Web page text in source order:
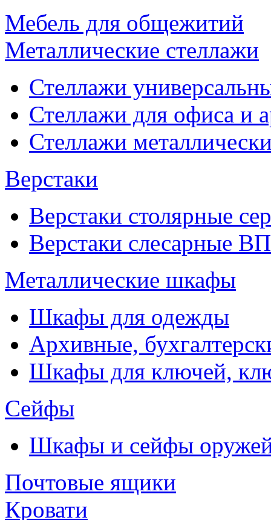
Мебель для общежитий
Металлические стеллажи
Стеллажи
Стеллажи для офиса и
Стеллажи
Верстаки
Верстаки столярные
Верстаки слесарные ВП
Металлические шкафы
Шкафы для одежды
Архивные,
Шкафы для ключей,
Сейфы
Шкафы и сейфы
Почтовые ящики
Кровати